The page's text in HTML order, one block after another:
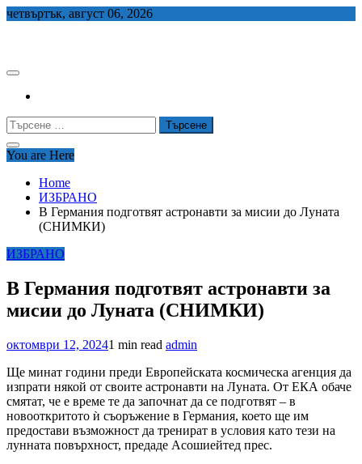
Skip
четвъртък, август 06, 2026
Търсене
за:
You are Here
Home
ИЗБРАНО
В Германия подготвят астронавти за мисии до Луната
(СНИМКИ)
ИЗБРАНО
В Германия подготвят астронавти за
мисии до Луната (СНИМКИ)
октомври 12, 20241 min read admin
Ще минат години преди Европейската космическа агенция да
изпрати някой от своите астронавти на Луната. От ЕКА обаче
смятат, че е време те да започнат да се подготвят – в
новооткритото ѝ съоръжение в Германия, което ще им
предостави възможност да тренират в условия като тези на
лунната повърхност, предаде Асошиейтед прес.